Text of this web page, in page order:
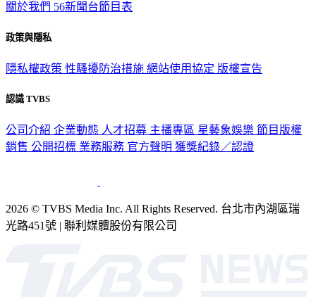
關於我們 56新聞台節目表
政策與隱私
隱私權政策 性騷擾防治措施 網站使用協定 版權宣告
認識 TVBS
公司介紹 企業動態 人才招募 主播專區 星藝象娛樂 節目版權
銷售 公開招標 業務服務 官方聲明 獲獎紀錄／認證
2026 © TVBS Media Inc. All Rights Reserved. 台北市內湖區瑞
光路451號 | 聯利媒體股份有限公司